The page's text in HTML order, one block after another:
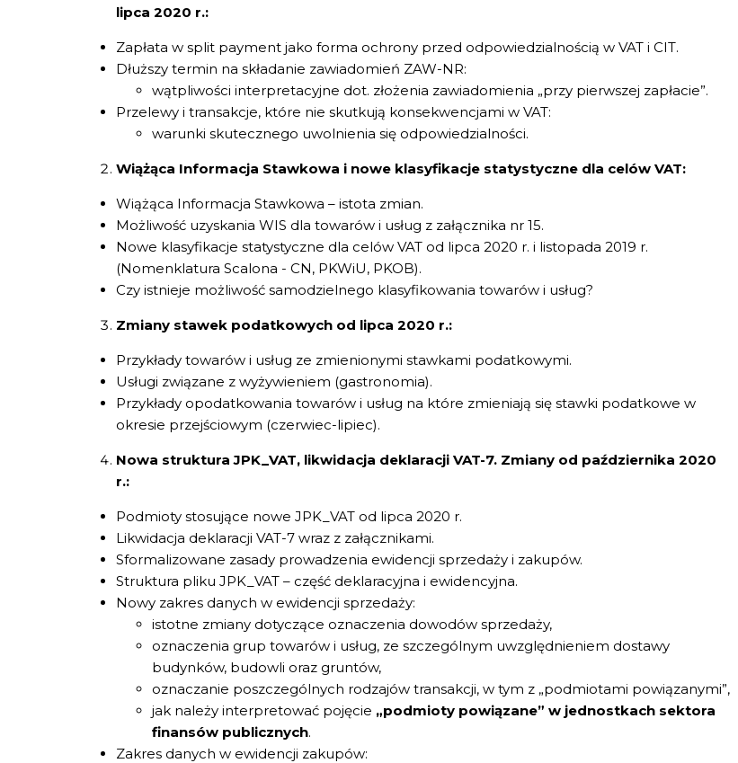
lipca 2020 r.:
Zapłata w split payment jako forma ochrony przed odpowiedzialnością w VAT i CIT.
Dłuższy termin na składanie zawiadomień ZAW-NR:
wątpliwości interpretacyjne dot. złożenia zawiadomienia „przy pierwszej zapłacie”.
Przelewy i transakcje, które nie skutkują konsekwencjami w VAT:
warunki skutecznego uwolnienia się odpowiedzialności.
Wiążąca Informacja Stawkowa i nowe klasyfikacje statystyczne dla celów VAT:
Wiążąca Informacja Stawkowa – istota zmian.
Możliwość uzyskania WIS dla towarów i usług z załącznika nr 15.
Nowe klasyfikacje statystyczne dla celów VAT od lipca 2020 r. i listopada 2019 r.
(Nomenklatura Scalona - CN, PKWiU, PKOB).
Czy istnieje możliwość samodzielnego klasyfikowania towarów i usług?
Zmiany stawek podatkowych od lipca 2020 r.:
Przykłady towarów i usług ze zmienionymi stawkami podatkowymi.
Usługi związane z wyżywieniem (gastronomia).
Przykłady opodatkowania towarów i usług na które zmieniają się stawki podatkowe w
okresie przejściowym (czerwiec-lipiec).
Nowa struktura JPK_VAT, likwidacja deklaracji VAT-7. Zmiany od października 2020
r.:
Podmioty stosujące nowe JPK_VAT od lipca 2020 r.
Likwidacja deklaracji VAT-7 wraz z załącznikami.
Sformalizowane zasady prowadzenia ewidencji sprzedaży i zakupów.
Struktura pliku JPK_VAT – część deklaracyjna i ewidencyjna.
Nowy zakres danych w ewidencji sprzedaży:
istotne zmiany dotyczące oznaczenia dowodów sprzedaży,
oznaczenia grup towarów i usług, ze szczególnym uwzględnieniem dostawy
budynków, budowli oraz gruntów,
oznaczanie poszczególnych rodzajów transakcji, w tym z „podmiotami powiązanymi”,
jak należy interpretować pojęcie „podmioty powiązane” w jednostkach sektora
finansów publicznych.
Zakres danych w ewidencji zakupów: